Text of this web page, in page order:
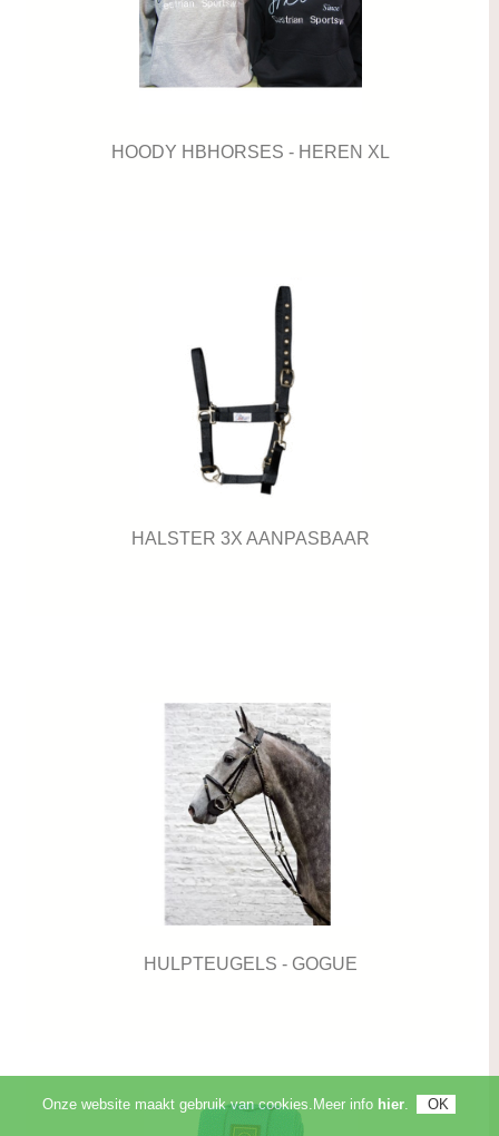
HOODY HBHORSES - HEREN XL
HALSTER 3X AANPASBAAR
HULPTEUGELS - GOGUE
Onze website maakt gebruik van cookies.Meer info hier.